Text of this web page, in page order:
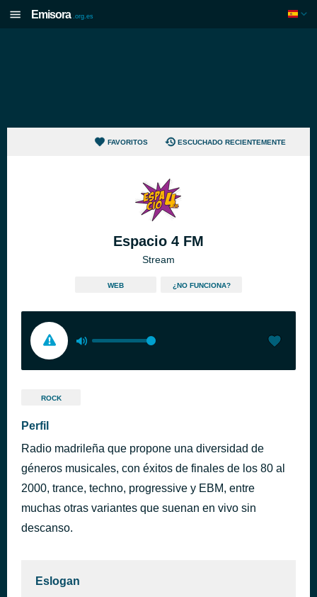
Emisora .org.es
FAVORITOS ESCUCHADO RECIENTEMENTE
Espacio 4 FM
Stream
WEB ¿NO FUNCIONA?
ROCK
Perfil
Radio madrileña que propone una diversidad de
géneros musicales, con éxitos de finales de los 80 al
2000, trance, techno, progressive y EBM, entre
muchas otras variantes que suenan en vivo sin
descanso.
Eslogan